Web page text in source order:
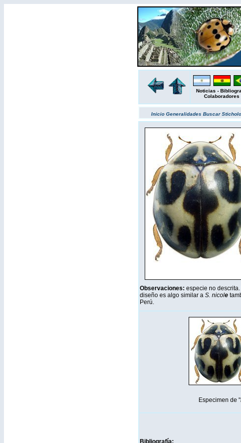
Noticias -
Colaboradores
Inicio Generalidades Buscar
Observaciones: especie no descrita.
diseño es algo similar a S. nicole
Perú.
Especimen de "
Bibliografía: